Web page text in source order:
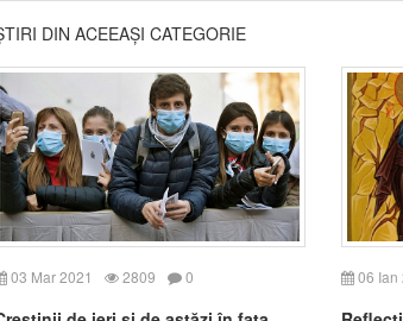
DIN ACEEAȘI CATEGORIE
03 Mar 2021 2809 0 06 Ian